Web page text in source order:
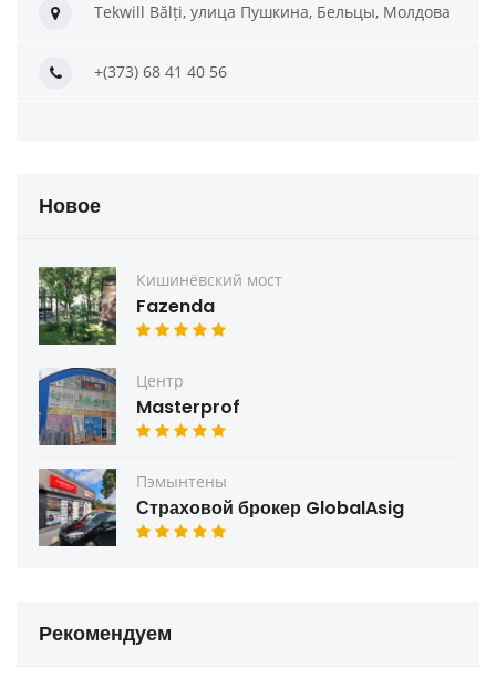
Tekwill Bălți, улица Пушкина, Бельцы, Молдова
+(373) 68 41 40 56
Новое
Кишинёвский мост
Fazenda
Центр
Masterprof
Пэмынтены
Страховой брокер GlobalAsig
Рекомендуем